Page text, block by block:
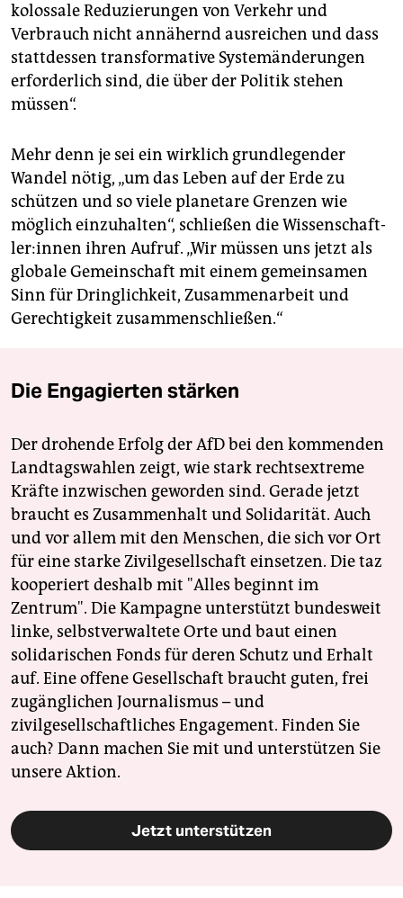
kolossale Reduzierungen von Verkehr und
Verbrauch nicht annähernd ausreichen und dass
stattdessen transformative Systemänderungen
erforderlich sind, die über der Politik stehen
müssen“.
Mehr denn je sei ein wirklich grundlegender
Wandel nötig, „um das Leben auf der Erde zu
schützen und so viele planetare Grenzen wie
möglich einzuhalten“, schließen die Wis­sen­schaft­
le­r:in­nen ihren Aufruf. „Wir müssen uns jetzt als
globale Gemeinschaft mit einem gemeinsamen
Sinn für Dringlichkeit, Zusammenarbeit und
Gerechtigkeit zusammenschließen.“
Die Engagierten stärken
Der drohende Erfolg der AfD bei den kommenden
Landtagswahlen zeigt, wie stark rechtsextreme
Kräfte inzwischen geworden sind. Gerade jetzt
braucht es Zusammenhalt und Solidarität. Auch
und vor allem mit den Menschen, die sich vor Ort
für eine starke Zivilgesellschaft einsetzen. Die taz
kooperiert deshalb mit "Alles beginnt im
Zentrum". Die Kampagne unterstützt bundesweit
linke, selbstverwaltete Orte und baut einen
solidarischen Fonds für deren Schutz und Erhalt
auf. Eine offene Gesellschaft braucht guten, frei
zugänglichen Journalismus – und
zivilgesellschaftliches Engagement. Finden Sie
auch? Dann machen Sie mit und unterstützen Sie
unsere Aktion.
Jetzt unterstützen